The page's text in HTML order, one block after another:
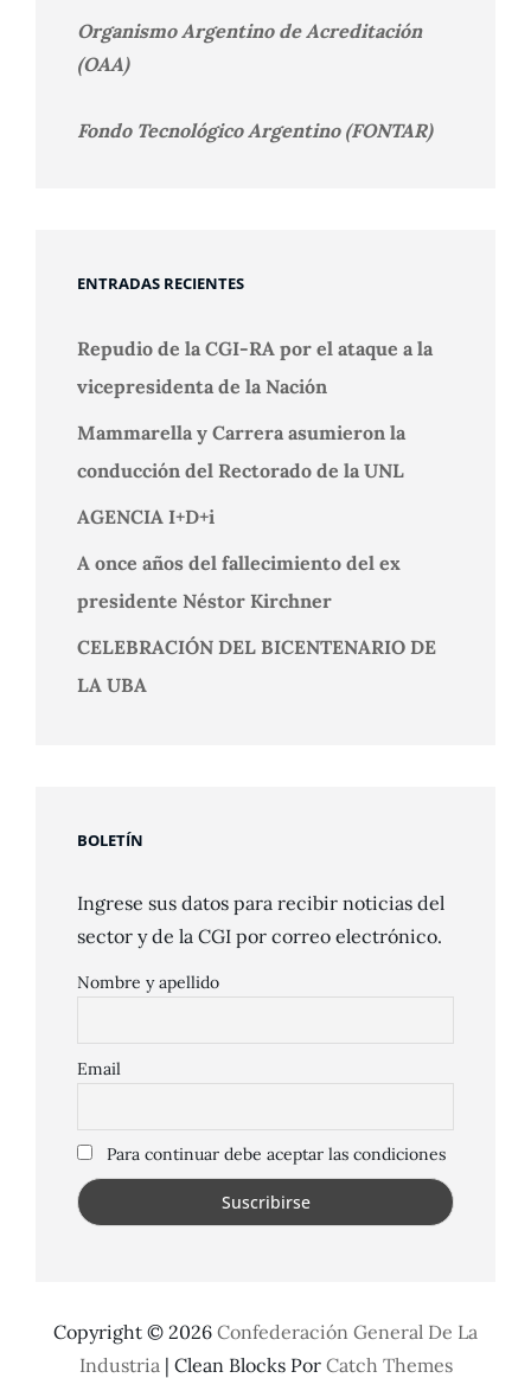
Organismo Argentino de Acreditación
(OAA)
Fondo Tecnológico Argentino (FONTAR)
ENTRADAS RECIENTES
Repudio de la CGI-RA por el ataque a la
vicepresidenta de la Nación
Mammarella y Carrera asumieron la
conducción del Rectorado de la UNL
AGENCIA I+D+i
A once años del fallecimiento del ex
presidente Néstor Kirchner
CELEBRACIÓN DEL BICENTENARIO DE
LA UBA
BOLETÍN
Ingrese sus datos para recibir noticias del
sector y de la CGI por correo electrónico.
Nombre y apellido
Email
Para continuar debe aceptar las condiciones
Copyright © 2026 Confederación General De La
Industria | Clean Blocks Por Catch Themes